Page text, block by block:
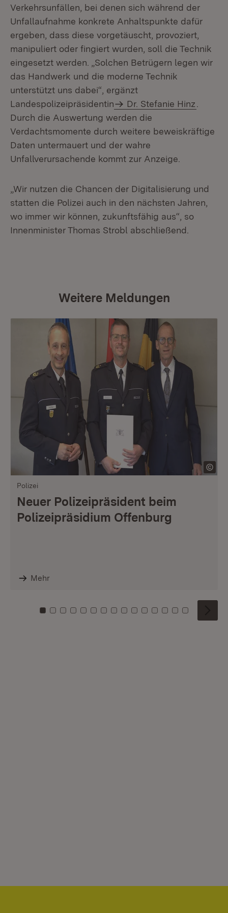
Verkehrsunfällen, bei denen sich während der
Unfallaufnahme konkrete Anhaltspunkte dafür
ergeben, dass diese vorgetäuscht, provoziert,
manipuliert oder fingiert wurden, soll die Technik
eingesetzt werden. „Solchen Betrügern legen wir
das Handwerk und die moderne Technik
unterstützt uns dabei“, ergänzt
Landespolizeipräsidentin
Dr. Stefanie Hinz
Durch die Auswertung werden die
Verdachtsmomente durch weitere beweiskräftige
Daten untermauert und der wahre
Unfallverursachende kommt zur Anzeige.
„Wir nutzen die Chancen der Digitalisierung und
statten die Polizei auch in den nächsten Jahren,
wo immer wir können, zukunftsfähig aus“, so
Innenminister Thomas Strobl abschließend.
Weitere Meldungen
Polizei
Neuer Polizeipräsident beim
Polizeipräsidium Offenburg
Mehr
Zu Kachel: 0
Zu Kachel: 1
Zu Kachel: 2
Zu Kachel: 3
Zu Kachel: 4
Zu Kachel: 5
Zu Kachel: 6
Zu Kachel: 7
Zu Kachel: 8
Zu Kachel: 9
Zu Kachel: 10
Zu Kachel: 11
Zu Kachel: 12
Zu Kachel:
Zu